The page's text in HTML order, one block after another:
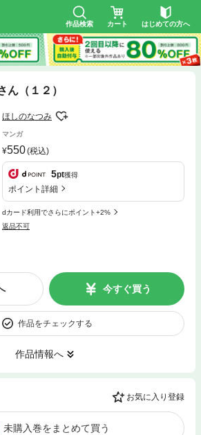
作品検索 カート はじめての方へ
ん（１２）
ほしのなつみ
マンガ
550(税込)
5pt獲得
ポイント詳細
dカード利用でさらにポイント+2%
返品不可
今すぐ買う
作品をチェックする
作品情報へ
お気に入り登録
未購入巻をまとめて買う